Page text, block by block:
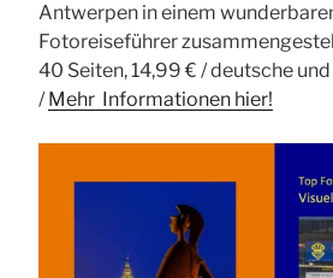
Antwerpen in einem
Fotoreiseführer
40 Seiten, 14,99 € / deutsche
/ Mehr Informationen hier!